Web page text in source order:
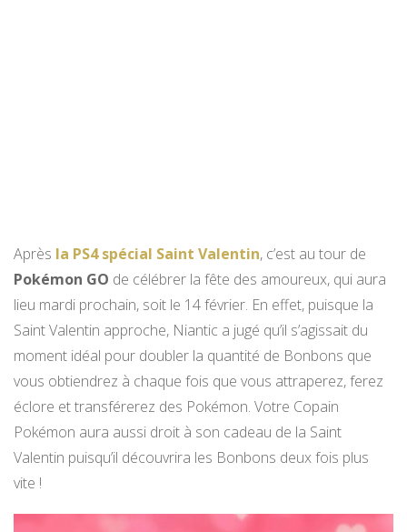
Après la PS4 spécial Saint Valentin, c’est au tour de
Pokémon GO de célébrer la fête des amoureux, qui aura
lieu mardi prochain, soit le 14 février. En effet, puisque la
Saint Valentin approche, Niantic a jugé qu’il s’agissait du
moment idéal pour doubler la quantité de Bonbons que
vous obtiendrez à chaque fois que vous attraperez, ferez
éclore et transférerez des Pokémon. Votre Copain
Pokémon aura aussi droit à son cadeau de la Saint
Valentin puisqu’il découvrira les Bonbons deux fois plus
vite !